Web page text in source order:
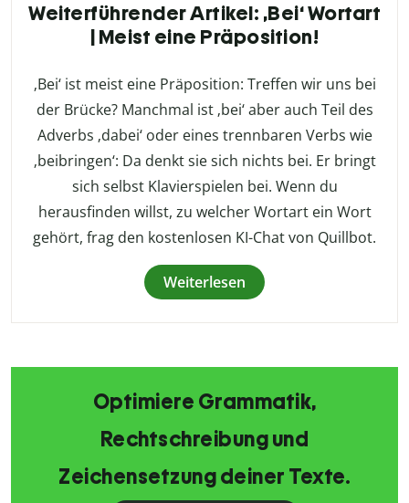
Weiterführender Artikel: ‚Bei‘ Wortart
| Meist eine Präposition!
‚Bei‘ ist meist eine Präposition: Treffen wir uns bei
der Brücke? Manchmal ist ‚bei‘ aber auch Teil des
Adverbs ‚dabei‘ oder eines trennbaren Verbs wie
‚beibringen‘: Da denkt sie sich nichts bei. Er bringt
sich selbst Klavierspielen bei. Wenn du
herausfinden willst, zu welcher Wortart ein Wort
gehört, frag den kostenlosen KI-Chat von Quillbot.
Weiterlesen
Optimiere Grammatik,
Rechtschreibung und
Zeichensetzung deiner Texte.